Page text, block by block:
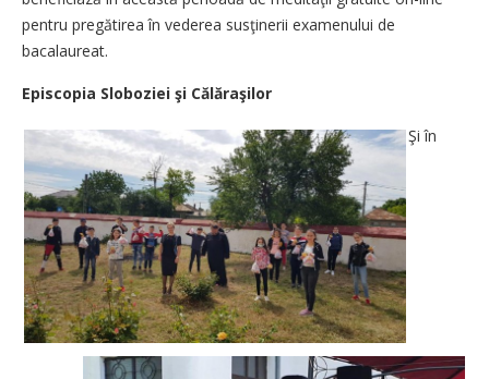
pentru pregătirea în vederea susţinerii examenului de
bacalaureat.
Episcopia Sloboziei şi Călăraşilor
Şi în